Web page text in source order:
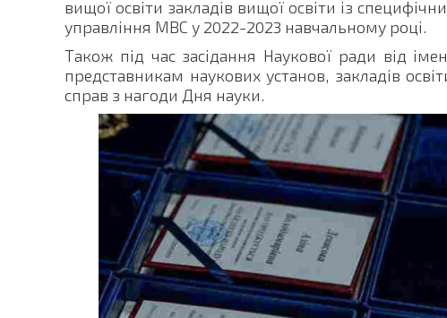
вищої освіти закладів вищої освіти із
управління МВС у 2022-2023 навчальному році.
Також під час засідання Наукової ради від
представникам наукових установ, закладів
справ з нагоди Дня науки.